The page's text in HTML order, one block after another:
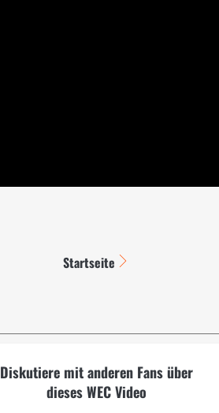
Startseite
Diskutiere mit anderen Fans über
dieses WEC Video